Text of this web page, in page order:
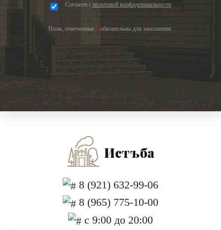
Согласен сполитикой конфиденциальности
Поля, отмеченные * обязательны для заполнения.
8 (921) 632-99-06
8 (965) 775-10-00
с 9:00 до 20:00